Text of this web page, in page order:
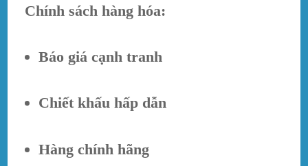
Chính sách hàng hóa:
Báo giá cạnh tranh
Chiết khấu hấp dẫn
Hàng chính hãng